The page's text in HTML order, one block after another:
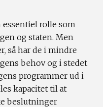
essentiel rolle som
og staten. Men
så har de i mindre
behov og i stedet
programmer ud i
kapacitet til at
beslutninger